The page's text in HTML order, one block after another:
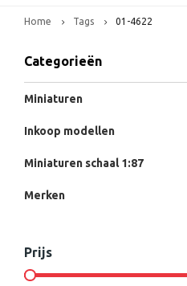
Home Tags 01-4622
Categorieën
Miniaturen
Inkoop modellen
Miniaturen schaal 1:87
Merken
Prijs